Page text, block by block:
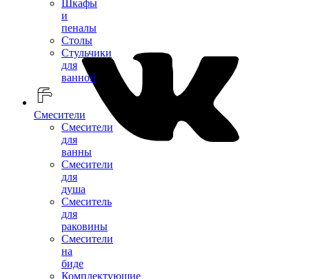
Шкафы
и
пеналы
Столы
Стульчики
для
ванной
Смесители
Смесители
для
ванны
Смесители
для
душа
Смеситель
для
раковины
Смесители
на
биде
Комплектующие